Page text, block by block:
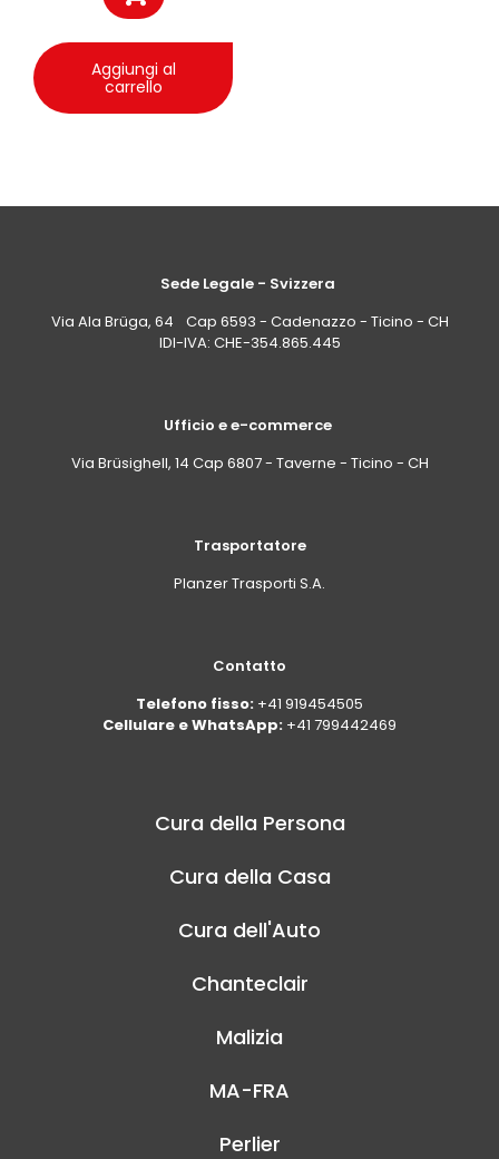
Aggiungi al
carrello
Sede Legale - Svizzera
Via Ala Brüga, 64 Cap 6593 - Cadenazzo - Ticino - CH
IDI-IVA: CHE-354.865.445
Ufficio e e-commerce
Via Brüsighell, 14 Cap 6807 - Taverne - Ticino - CH
Trasportatore
Planzer Trasporti S.A.
Contatto
Telefono fisso: +41 919454505
Cellulare e WhatsApp: +41 799442469
Cura della Persona
Cura della Casa
Cura dell'Auto
Chanteclair
Malizia
MA-FRA
Perlier